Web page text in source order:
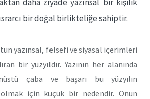
bir doğal birlikteliğe sahiptir.
yazınsal, felsefi ve siyasal içerimleri
bir yüzyıldır. Yazının her alanında
çaba ve başarı bu yüzyılın
için küçük bir nedendir. Onun